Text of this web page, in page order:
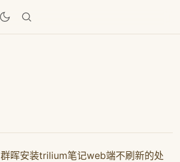
群晖安装trilium笔记web端不刷新的处